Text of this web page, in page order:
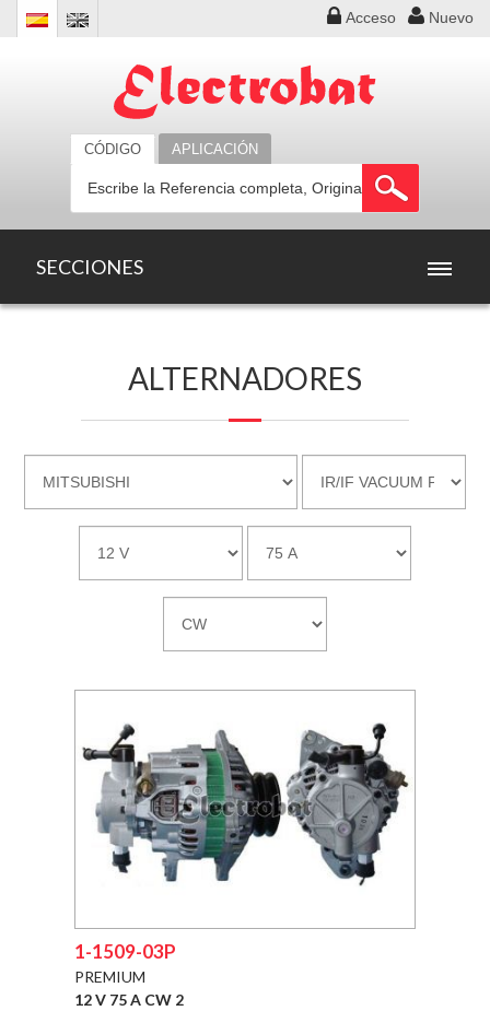
Acceso Nuevo
CÓDIGO APLICACIÓN
SECCIONES
OFERTAS
DESCARGAS
EMPRESA
ALTERNADORES
1-1509-03P
PREMIUM
12 V 75 A CW 2